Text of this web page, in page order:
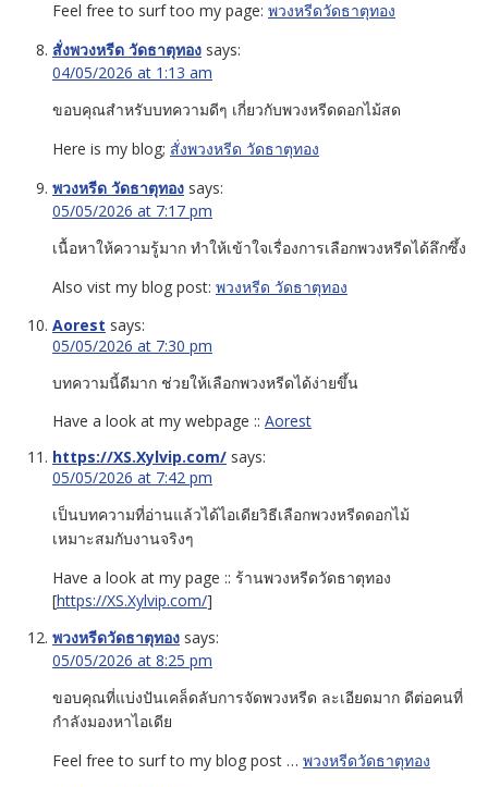
Feel free to surf too my page: พวงหรีดวัดธาตุทอง
สั่งพวงหรีด วัดธาตุทอง says:
04/05/2026 at 1:13 am
ขอบคุณสำหรับบทความดีๆ เกี่ยวกับพวงหรีดดอกไม้สด
Here is my blog; สั่งพวงหรีด วัดธาตุทอง
พวงหรีด วัดธาตุทอง says:
05/05/2026 at 7:17 pm
เนื้อหาให้ความรู้มาก ทำให้เข้าใจเรื่องการเลือกพวงหรีดได้ลึกซึ้ง
Also vist my blog post: พวงหรีด วัดธาตุทอง
Aorest says:
05/05/2026 at 7:30 pm
บทความนี้ดีมาก ช่วยให้เลือกพวงหรีดได้ง่ายขึ้น
Have a look at my webpage :: Aorest
https://XS.Xylvip.com/ says:
05/05/2026 at 7:42 pm
เป็นบทความที่อ่านแล้วได้ไอเดียวิธีเลือกพวงหรีดดอกไม้
เหมาะสมกับงานจริงๆ
Have a look at my page :: ร้านพวงหรีดวัดธาตุทอง
[https://XS.Xylvip.com/]
พวงหรีดวัดธาตุทอง says:
05/05/2026 at 8:25 pm
ขอบคุณที่แบ่งปันเคล็ดลับการจัดพวงหรีด ละเอียดมาก ดีต่อคนที่
กำลังมองหาไอเดีย
Feel free to surf to my blog post … พวงหรีดวัดธาตุทอง